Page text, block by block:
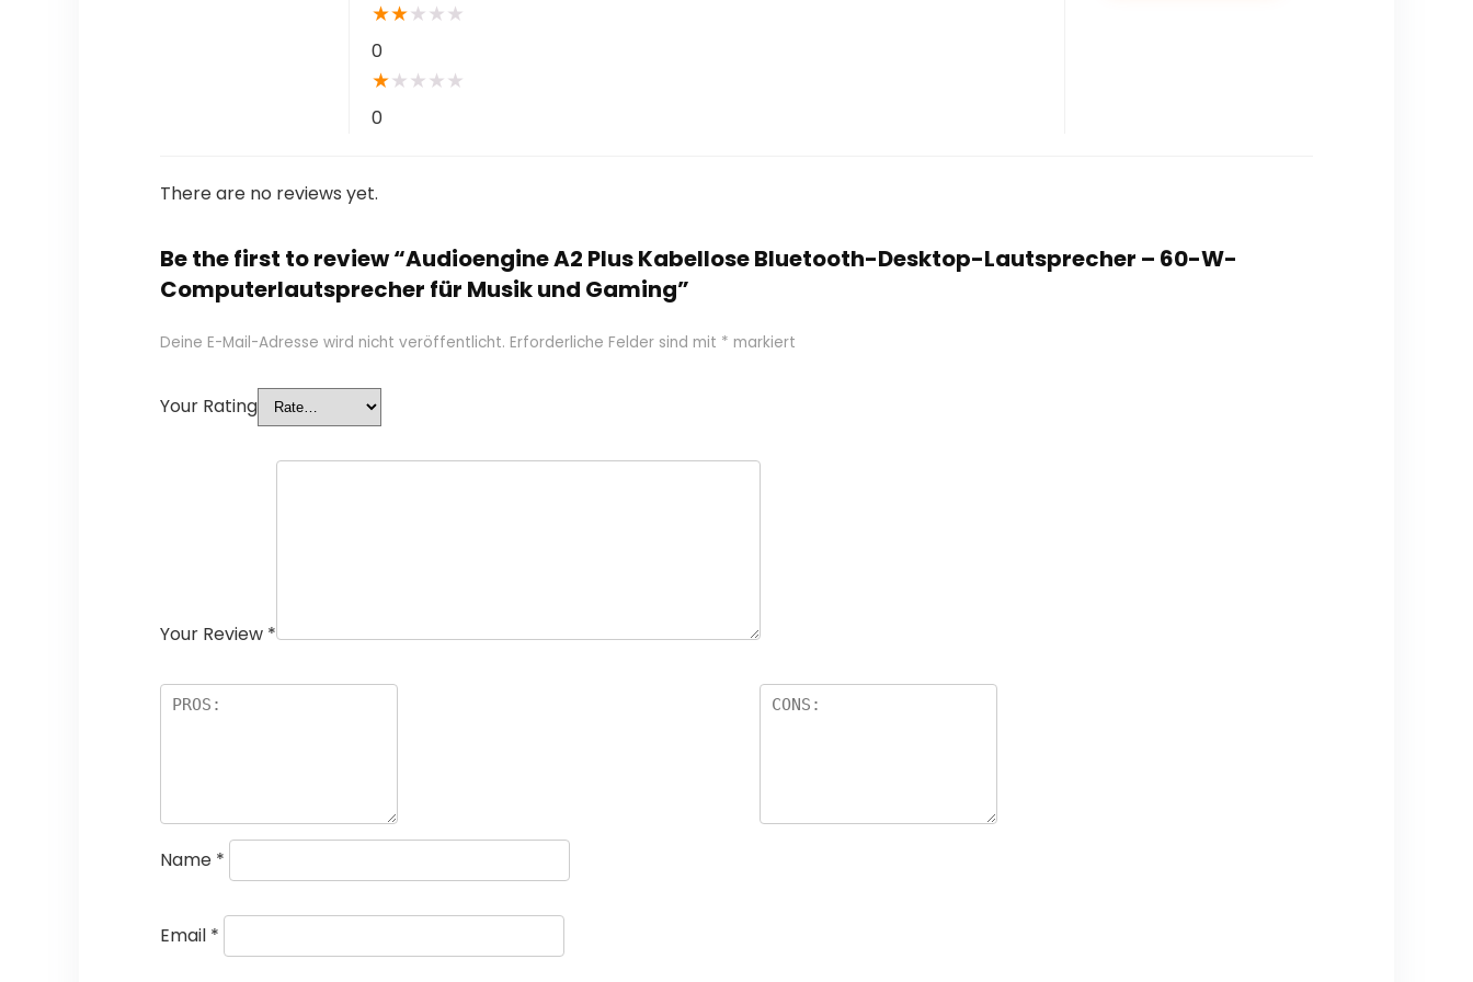
★★★ ★ ★
0
★★ ★ ★ ★
0
There are no reviews yet.
Be the first to review “Audioengine A2 Plus Kabellose Bluetooth-Desktop-Lautsprecher – 60-W-
Computerlautsprecher für Musik und Gaming”
Deine E-Mail-Adresse wird nicht veröffentlicht. Erforderliche Felder sind mit * markiert
Your Rating
Your Review *
Name *
Email *